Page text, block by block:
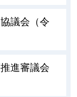
議会（令
進審議会